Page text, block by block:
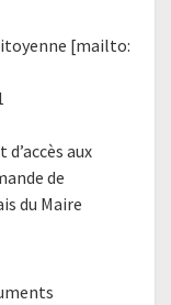
[mailto:
aux
de
du Maire